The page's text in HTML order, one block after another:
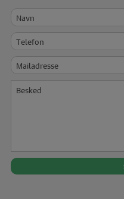
Navn
Telefon
Mailadresse
Besked